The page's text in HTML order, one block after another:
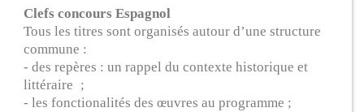
Clefs concours Espagnol
Tous les titres sont organisés autour d’une structure
commune :
- des repères : un rappel du contexte historique et
littéraire ;
- les fonctionalités des œuvres au programme ;